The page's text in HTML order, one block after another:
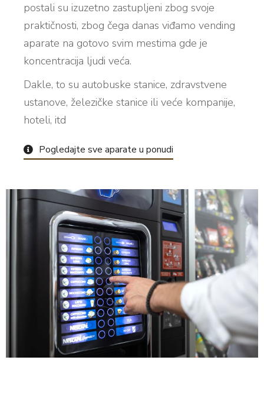
postali su izuzetno zastupljeni zbog svoje
praktičnosti, zbog čega danas viđamo vending
aparate na gotovo svim mestima gde je
koncentracija ljudi veća.
Dakle, to su autobuske stanice, zdravstvene
ustanove, železičke stanice ili veće kompanije,
hoteli, itd
Pogledajte sve aparate u ponudi